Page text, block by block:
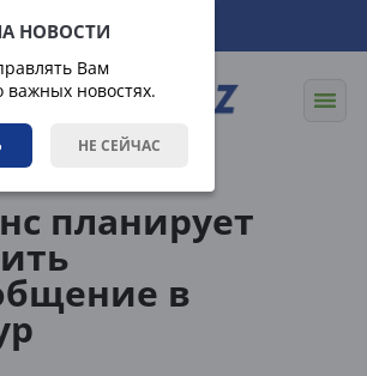
НОВОСТИ
Вам
важных новостях.
НЕ СЕЙЧАС
планирует
в